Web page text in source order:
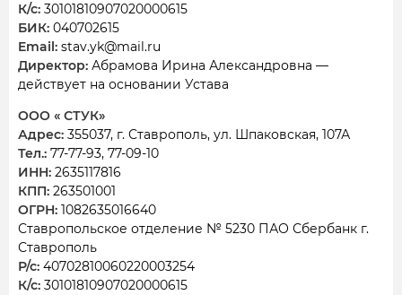
К/с: 30101810907020000615
БИК: 040702615
Email: stav.yk@mail.ru
Директор: Абрамова Ирина Александровна —
действует на основании Устава
ООО « СТУК»
Адрес: 355037, г. Ставрополь, ул. Шпаковская, 107А
Тел.: 77-77-93, 77-09-10
ИНН: 2635117816
КПП: 263501001
ОГРН: 1082635016640
Ставропольское отделение № 5230 ПАО Сбербанк г.
Ставрополь
Р/с: 40702810060220003254
К/с: 30101810907020000615